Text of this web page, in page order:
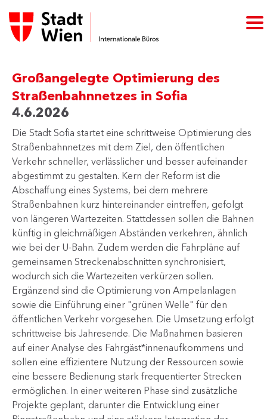
Großangelegte Optimierung des
Straßenbahnnetzes in Sofia
4.6.2026
Die Stadt Sofia startet eine schrittweise Optimierung des
Straßenbahnnetzes mit dem Ziel, den öffentlichen
Verkehr schneller, verlässlicher und besser aufeinander
abgestimmt zu gestalten. Kern der Reform ist die
Abschaffung eines Systems, bei dem mehrere
Straßenbahnen kurz hintereinander eintreffen, gefolgt
von längeren Wartezeiten. Stattdessen sollen die Bahnen
künftig in gleichmäßigen Abständen verkehren, ähnlich
wie bei der U-Bahn. Zudem werden die Fahrpläne auf
gemeinsamen Streckenabschnitten synchronisiert,
wodurch sich die Wartezeiten verkürzen sollen.
Ergänzend sind die Optimierung von Ampelanlagen
sowie die Einführung einer "grünen Welle" für den
öffentlichen Verkehr vorgesehen. Die Umsetzung erfolgt
schrittweise bis Jahresende. Die Maßnahmen basieren
auf einer Analyse des Fahrgäst*innenaufkommens und
sollen eine effizientere Nutzung der Ressourcen sowie
eine bessere Bedienung stark frequentierter Strecken
ermöglichen. In einer weiteren Phase sind zusätzliche
Projekte geplant, darunter die Entwicklung einer